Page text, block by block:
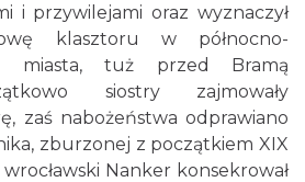
i przywilejami oraz wyznaczył
klasztoru w północno-
miasta, tuż przed Bramą
siostry zajmowały
zaś nabożeństwa odprawiano
zburzonej z początkiem XIX
Nanker konsekrował